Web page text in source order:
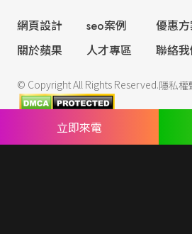
網頁設計 seo案例 優惠
關於蘋果
人才專區 聯絡
© Copyright All Rights Reserved.隱私權
立即來電